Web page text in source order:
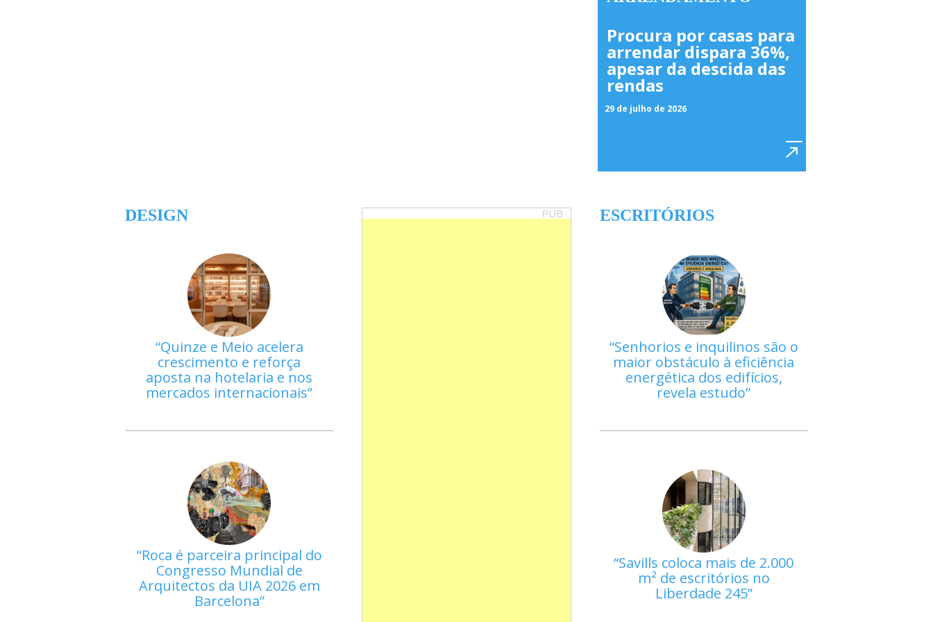
Procura por casas para
arrendar dispara 36%,
apesar da descida das
rendas
29 de julho de 2026
DESIGN
Quinze e Meio acelera
crescimento e reforça
aposta na hotelaria e nos
mercados internacionais
Roca é parceira principal do
Congresso Mundial de
Arquitectos da UIA 2026 em
Barcelona
PUB ESCRITÓRIOS
Senhorios e inquilinos são o
maior obstáculo à eficiência
energética dos edifícios,
revela estudo
Savills coloca mais de 2.000
m² de escritórios no
Liberdade 245